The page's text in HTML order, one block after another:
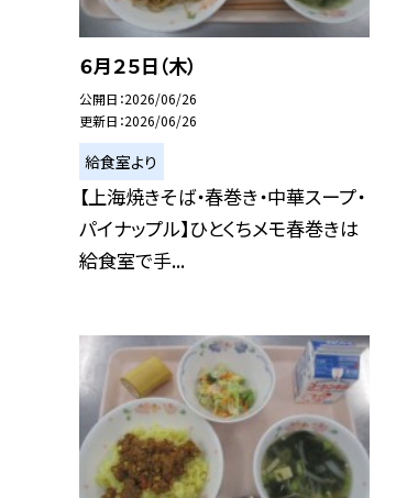
６月２５日（木）
公開日 2026/06/26
更新日 2026/06/26
給食室より
【上海焼きそば・春巻き・中華スープ・
パイナップル】ひとくちメモ春巻きは
給食室で手...